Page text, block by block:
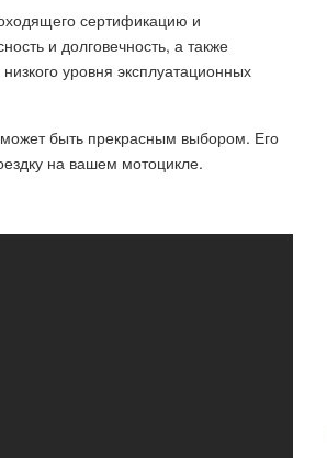
сертификацию и
и долговечность, а также
уровня эксплуатационных
быть прекрасным выбором. Его
на вашем мотоцикле.